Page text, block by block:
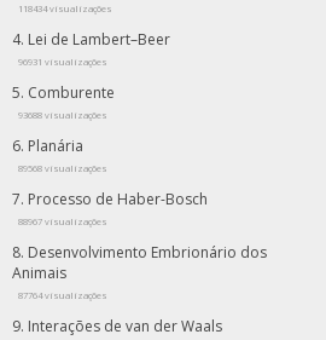
118434 visualizações
Lei de Lambert–Beer
96931 visualizações
Comburente
93688 visualizações
Planária
89568 visualizações
Processo de Haber-Bosch
88967 visualizações
Desenvolvimento Embrionário dos
Animais
87764 visualizações
Interações de van der Waals